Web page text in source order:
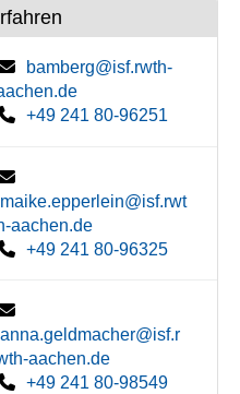
bamberg@isf.rwth-
+49 241 80-96251
maike.epperlein@isf.rwt
aachen.de
+49 241 80-96325
anna.geldmacher@isf.r
aachen.de
+49 241 80-98549